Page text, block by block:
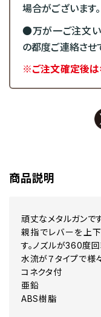
場合がございます。
●万が一ご注文
の都度ご連絡させ
※ご注文確定後は
商品説明
頑丈なメタルガンです
親指でレバーを上
す。ノズルが360度
水流が７タイプで様
コネクタ付
亜鉛
ABS樹脂